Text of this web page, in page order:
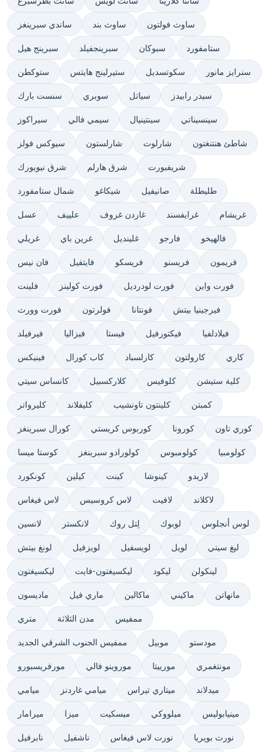
ساندي سبرينغز ساوث بند ساوث فولتون
سبرينج هيل سبرينجفيلد سبوكان ستامفورد
ستوكطن ستيرلينج هايتس سكوتسديل سنرايز مانور
سنست بارك سوبري سياتل سيدر رابيدز
سيراكوز سيمي فالي سينتينيال سينسيناتي
سيوكس فولز شارلستون شارلوت شاطئ هنتنغتون
شرق نيويورك شرق هارلم شريفبورت
شمال ستامفورد شيكاغو صانيفيل طليطلة
عسل علييف غاردن غروف غرايفسند غريشام
غريلي غرين باي غلينديل فارجو فالهيخو
فان نيس فايتفيل فريسكو فريسنو فريمون
فلينت فورت كولينز فورت لودرديل فورت واين
فورت وورث فولرتون فونتانا فيرجينيا بيتش
فيرفيلد فيزاليا فيستا فيكتورفيل فيلادلفيا
فينيكس كاب كورال كارلسباد كارولتون كاري
كانساس سيتي كلاركسبيل كلوفيس كلية ستيشن
كليرواتر كليفلاند كلينتون تاونشيب كمبتن
كورال سبرينغز كوربوس كريستي كورونا كوري تاون
كوستا ميسا كولورادو سبرينغز كولومبوس كولومبيا
كونكورد كيلين كينت كينوشا لاريدو
لاس فيغاس لاس كروسيس لافيت لاكلاند
لانسين لانكستر لِتل روك لوبوك لوس أنجلوس
لونغ بيتش لويزفيل لويسفيل لويل ليغ سيتي
ليكسيغتون ليكسيغتون-فايت ليكود لينكولن
ماديسون ماري فيل ماكالين ماكيني مانهاتن
متري مدن الثلاثة ممفيس
ممفيس الجنوب الشرقي الجديد موبيل مودستو
مورفريسبورو موروينو فالي مورييتا مونتغمري
ميامي ميامي غاردنز ميتاري تيراس ميدلاند
ميرامار ميزا ميسكيت ميلووكي مينيابوليس
نابرفيل ناشفيل نورت لاس فيغاس نورث بويريا